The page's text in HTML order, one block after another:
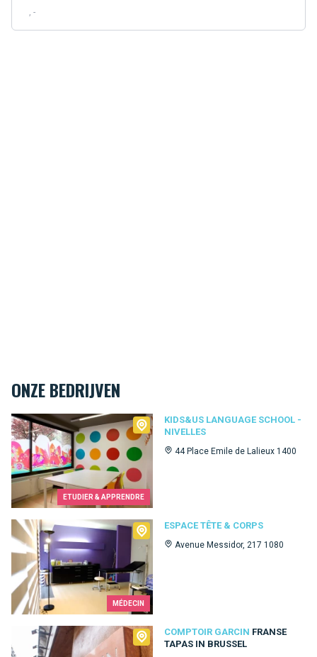
, -
ONZE BEDRIJVEN
ETUDIER & APPRENDRE
KIDS&US LANGUAGE SCHOOL -
NIVELLES
44 Place Emile de Lalieux 1400
Kids&Us language school - Nivelles
MÉDECIN
ESPACE TÊTE & CORPS
Avenue Messidor, 217 1080
Espace Tête & Corps
COMPTOIR GARCIN FRANSE
TAPAS IN BRUSSEL
Comptoir Garcin